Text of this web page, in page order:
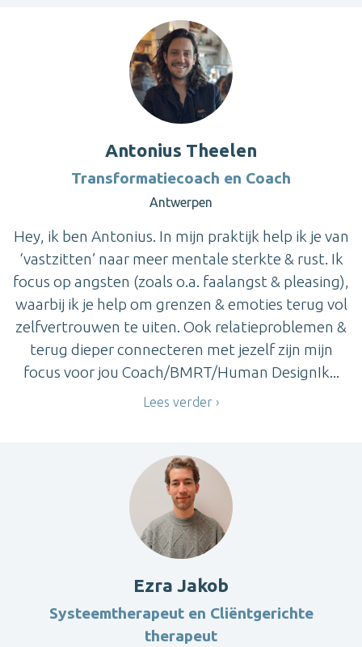
Antonius Theelen
Transformatiecoach en Coach
Antwerpen
Hey, ik ben Antonius. In mijn praktijk help ik je van
‘vastzitten’ naar meer mentale sterkte & rust. Ik
focus op angsten (zoals o.a. faalangst & pleasing),
waarbij ik je help om grenzen & emoties terug vol
zelfvertrouwen te uiten. Ook relatieproblemen &
terug dieper connecteren met jezelf zijn mijn
focus voor jou Coach/BMRT/Human DesignIk...
Lees verder
Ezra Jakob
Systeemtherapeut en Cliëntgerichte
therapeut